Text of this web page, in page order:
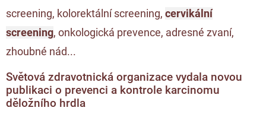
screening, kolorektální screening, cervikální
screening, onkologická prevence, adresné zvaní,
zhoubné nád...
Světová zdravotnická organizace vydala novou
publikaci o prevenci a kontrole karcinomu
děložního hrdla